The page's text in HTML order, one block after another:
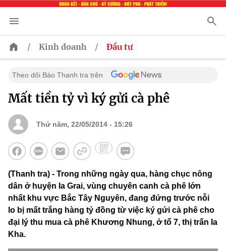
/ Kinh doanh / Đầu tư
Theo dõi Báo Thanh tra trên
Mất tiền tỷ vì ký gửi cà phê
Thứ năm, 22/05/2014 - 15:26
(Thanh tra) - Trong những ngày qua, hàng chục nông
dân ở huyện Ia Grai, vùng chuyên canh cà phê lớn
nhất khu vực Bắc Tây Nguyên, đang đứng trước nỗi
lo bị mất trắng hàng tỷ đồng từ việc ký gửi cà phê cho
đại lý thu mua cà phê Khương Nhung, ở tổ 7, thị trấn Ia
Kha.